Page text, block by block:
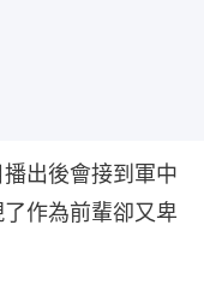
出後會接到軍中
作為前輩卻又卑